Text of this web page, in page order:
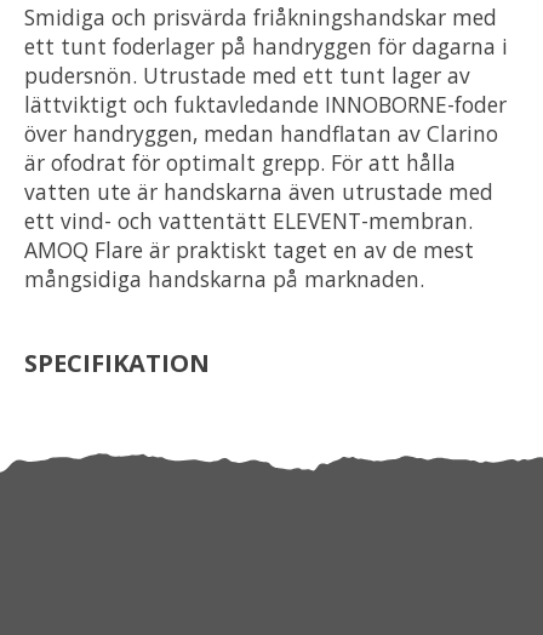
Smidiga och prisvärda friåkningshandskar med
ett tunt foderlager på handryggen för dagarna i
pudersnön. Utrustade med ett tunt lager av
lättviktigt och fuktavledande INNOBORNE-foder
över handryggen, medan handflatan av Clarino
är ofodrat för optimalt grepp. För att hålla
vatten ute är handskarna även utrustade med
ett vind- och vattentätt ELEVENT-membran.
AMOQ Flare är praktiskt taget en av de mest
mångsidiga handskarna på marknaden.
SPECIFIKATION